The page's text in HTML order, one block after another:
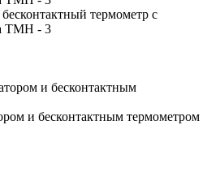
термометр с
ТМН - 3
и бесконтактным термометром